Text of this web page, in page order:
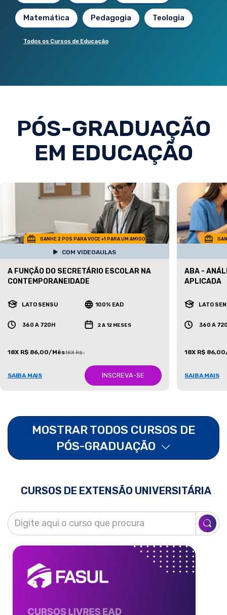
Matemática Pedagogia Teologia
Todos os Cursos de Educação
PÓS-GRADUAÇÃO
EM EDUCAÇÃO
GANHE 2 POS PARA VOCE +1 PARA UM AMIGO
COM VIDEOAULAS
A FUNÇÃO DO SECRETÁRIO ESCOLAR NA
CONTEMPORANEIDADE
LATO SENSU 100% EAD
360 A 720H 2 A 12 MESES
18X R$ 86,00/Mês18X R$ 387,00/Mês
SAIBA MAIS INSCREVA-SE
ABA -
APLICADA
LATO
360 A
18X R$
SAIBA MAIS
MOSTRAR TODOS CURSOS DE
PÓS-GRADUAÇÃO
CURSOS DE EXTENSÃO UNIVERSITÁRIA